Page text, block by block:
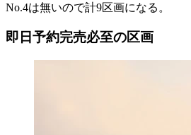
No.4は無いので計9区画になる。
即日予約完売必至の区画